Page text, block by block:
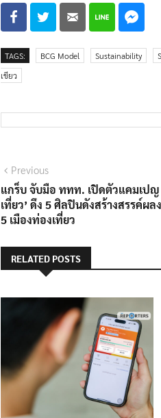
TAGS: BCG Model Sustainability
เขียว
แนะแนว
เรื่อง
PreviousPrevious
post:
แกร็บ จับมือ ททท. เปิดตัวแคมเปญ
เที่ยว’ ดึง 5 ศิลปินดังสร้างสรรค์ผ
5 เมืองท่องเที่ยว
RELATED POSTS